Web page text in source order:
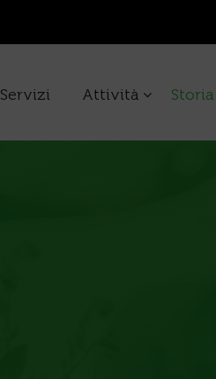
Servizi Attività Storia